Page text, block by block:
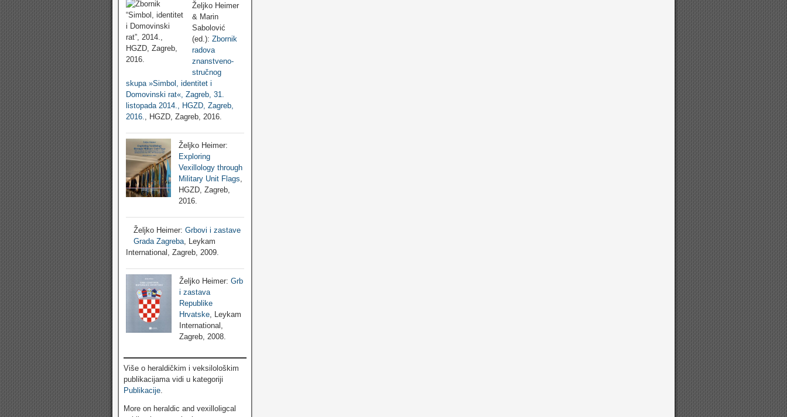
Željko Heimer
& Marin
Sabolović
(ed.): Zbornik
radova
znanstveno-
stručnog
skupa »Simbol, identitet i
Domovinski rat«, Zagreb, 31.
listopada 2014., HGZD, Zagreb,
2016.
, HGZD, Zagreb, 2016.
Željko Heimer:
Exploring
Vexillology through
Military Unit Flags,
HGZD, Zagreb,
2016.
Željko Heimer: Grbovi i zastave
Grada Zagreba , Leykam
International, Zagreb, 2009.
Željko Heimer:Grb
i zastava
Republike
Hrvatske, Leykam
International,
Zagreb, 2008.
Više o heraldičkim i veksilološkim
publikacijama vidi u kategoriji
Publikacije
More on heraldic and vexilloligcal